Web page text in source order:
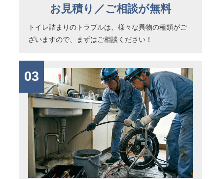
お見積り／ご相談が無料
トイレ詰まりのトラブルは、様々な異物の種類がご
ざいますので、まずはご相談ください！
03